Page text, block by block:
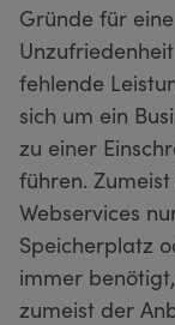
Gründe für
fehlende
sich um ein
zu einer
führen.
Webservices
Speicherplatz
immer
zumeist der